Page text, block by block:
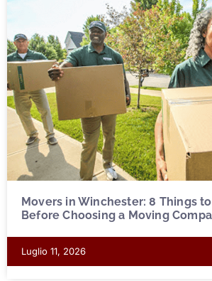
Movers in Winchester: 8 Things
Before Choosing a Moving
Luglio 11, 2026